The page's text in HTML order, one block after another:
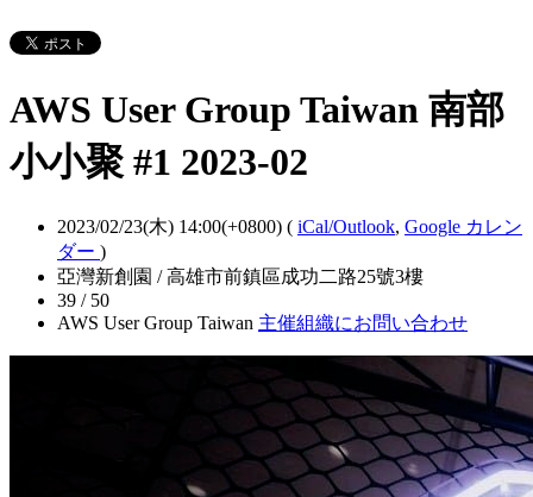
AWS User Group Taiwan 南部
小小聚 #1 2023-02
2023/02/23(木) 14:00(+0800) ( iCal/Outlook, Google カレン
ダー )
亞灣新創園 / 高雄市前鎮區成功二路25號3樓
39 / 50
AWS User Group Taiwan 主催組織にお問い合わせ